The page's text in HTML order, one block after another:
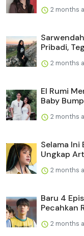
2 months
Pribadi,
2 months
El Rumi
Baby
2 months
Selama Ini
Ungkap
2 months
Baru 4
Pecahkan
2 months